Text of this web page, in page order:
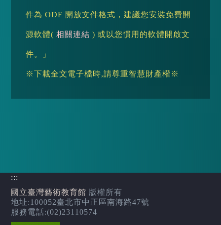
件為 ODF 開放文件格式，建議您安裝免費開
源軟體(相關連結 ) 或以您慣用的軟體開啟文
件。」
※下載全文電子檔時,請尊重智慧財產權※
:::
國立臺灣藝術教育館 版權所有
地址:100052臺北市中正區南海路47號
服務電話:(02)23110574